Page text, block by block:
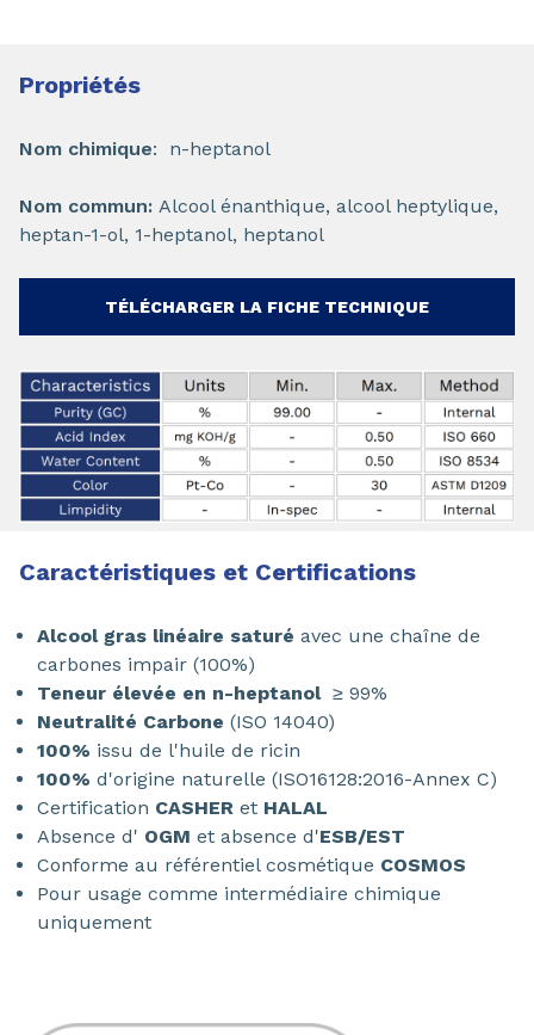
Propriétés
Nom chimique: n-heptanol
Nom commun: Alcool énanthique, alcool heptylique,
heptan-1-ol, 1-heptanol, heptanol
TÉLÉCHARGER LA FICHE TECHNIQUE
Caractéristiques et Certifications
Alcool gras linéaire saturé avec une chaîne de
carbones impair (100%)
Teneur élevée en n-heptanol≥ 99%
Neutralité Carbone (ISO 14040)
100% issu de l'huile de ricin
100% d'origine naturelle (ISO16128:2016-Annex C)
Certification CASHER et HALAL
Absence d' OGM et absence d'ESB/EST
Conforme au référentiel cosmétique COSMOS
Pour usage comme intermédiaire chimique
uniquement